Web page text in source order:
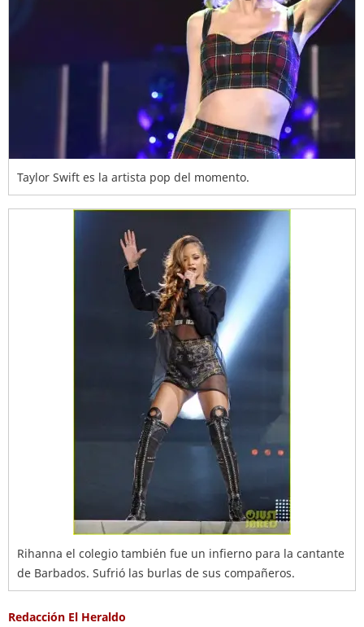
Taylor Swift es la artista pop del momento.
Rihanna el colegio también fue un infierno para la cantante
de Barbados. Sufrió las burlas de sus compañeros.
Redacción El Heraldo